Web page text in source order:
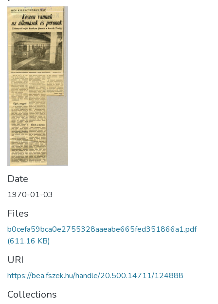
Date
1970-01-03
Files
b0cefa59bca0e2755328aaeabe665fed351866a1.pdf
(611.16 KB)
URI
https://bea.fszek.hu/handle/20.500.14711/124888
Collections